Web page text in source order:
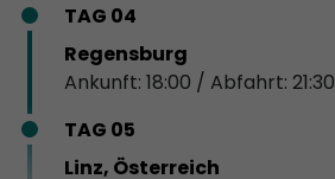
TAG 04
Regensburg
Ankunft: 18:00 / Abfahrt: 21:30
TAG 05
Linz, Österreich